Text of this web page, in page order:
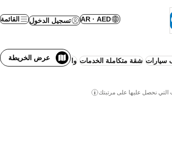
AR · AED تسجيل الدخول القائمة
سيارات شقة متكاملة الخدمات واي فاي تكييف مسبح
عرض الخريطة
التي نحصل عليها على مرتبتك